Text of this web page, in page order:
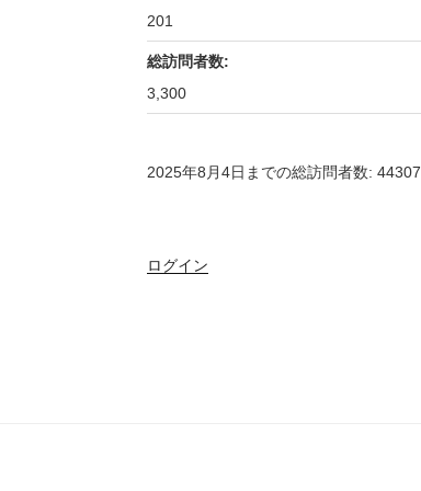
201
総訪問者数:
3,300
2025年8月4日までの総訪問者数: 44307
ログイン